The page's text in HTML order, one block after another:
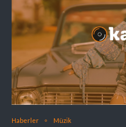
Haberler Müzik